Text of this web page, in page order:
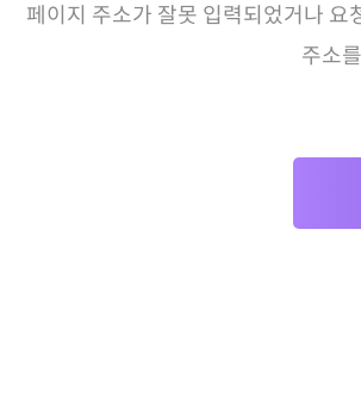
페이지 주소가 잘못 입력되었거나 요
주소